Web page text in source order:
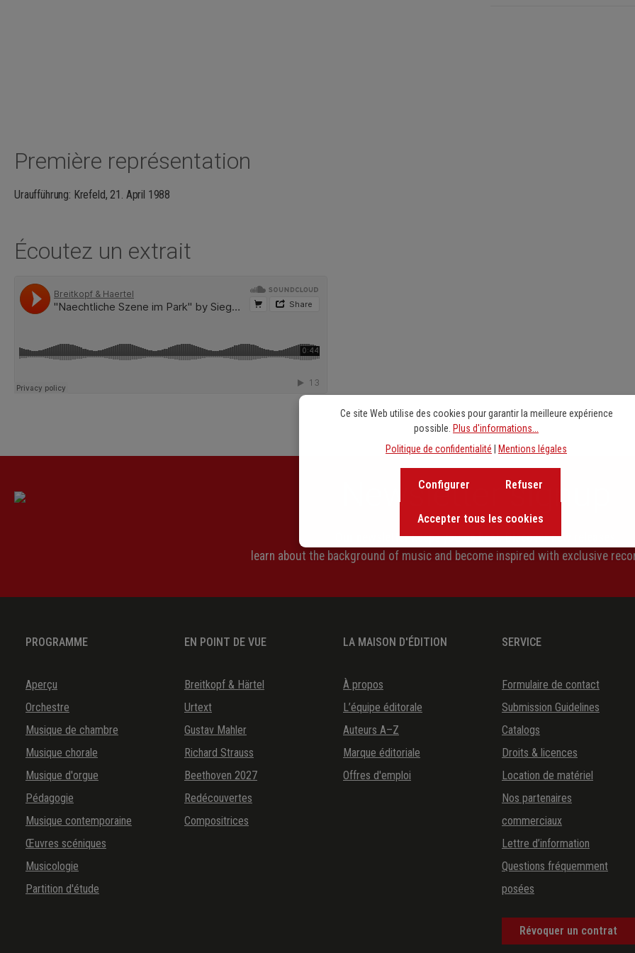
Première représentation
Uraufführung: Krefeld, 21. April 1988
Écoutez un extrait
Newsletter signup
Our newsletter keeps you on beat. Discover new releases,
learn about the background of music and become inspired with exclusive
PROGRAMME
Aperçu
Orchestre
Musique de chambre
Musique chorale
Musique d'orgue
Pédagogie
Musique contemporaine
Œuvres scéniques
Musicologie
Partition d'étude
EN POINT DE VUE
Breitkopf & Härtel
Urtext
Gustav Mahler
Richard Strauss
Beethoven 2027
Redécouvertes
Compositrices
LA MAISON D'ÉDITION
À propos
L’équipe éditorale
Auteurs A–Z
Marque éditoriale
Offres d'emploi
SERVICE
Formulaire de contact
Submission Guidelines
Catalogs
Droits & licences
Location de matériel
Nos partenaires
commerciaux
Lettre d’information
Questions fréquemment
posées
Révoquer un contrat
Ce site Web utilise des cookies pour garantir la meilleure expérience
possible. Plus d'informations...
Politique de confidentialité | Mentions légales
Refuser
Configurer
Accepter tous les cookies